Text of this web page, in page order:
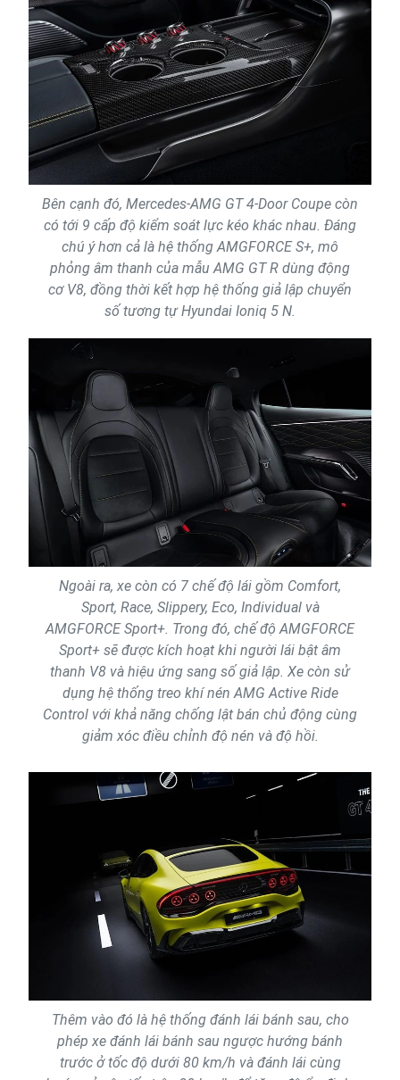
Bên cạnh đó, Mercedes-AMG GT 4-Door Coupe còn
có tới 9 cấp độ kiểm soát lực kéo khác nhau. Đáng
chú ý hơn cả là hệ thống AMGFORCE S+, mô
phỏng âm thanh của mẫu AMG GT R dùng động
cơ V8, đồng thời kết hợp hệ thống giả lập chuyển
số tương tự Hyundai Ioniq 5 N.
Ngoài ra, xe còn có 7 chế độ lái gồm Comfort,
Sport, Race, Slippery, Eco, Individual và
AMGFORCE Sport+. Trong đó, chế độ AMGFORCE
Sport+ sẽ được kích hoạt khi người lái bật âm
thanh V8 và hiệu ứng sang số giả lập. Xe còn sử
dụng hệ thống treo khí nén AMG Active Ride
Control với khả năng chống lật bán chủ động cùng
giảm xóc điều chỉnh độ nén và độ hồi.
Thêm vào đó là hệ thống đánh lái bánh sau, cho
phép xe đánh lái bánh sau ngược hướng bánh
trước ở tốc độ dưới 80 km/h và đánh lái cùng